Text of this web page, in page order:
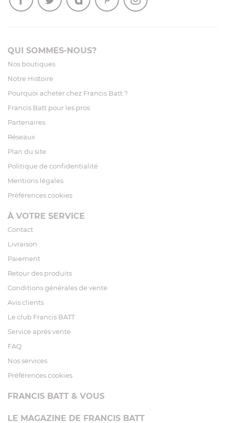
QUI SOMMES-NOUS?
Nos boutiques
Notre Histoire
Pourquoi acheter chez Francis Batt ?
Francis Batt pour les pros
Partenaires
Réseaux
Plan du site
Politique de confidentialité
Mentions légales
Préférences cookies
À VOTRE SERVICE
Contact
Livraison
Paiement
Retour des produits
Conditions générales de vente
Avis clients
Le club Francis BATT
Service après vente
FAQ
Nos services
Préférences cookies
FRANCIS BATT & VOUS
LE MAGAZINE DE FRANCIS BATT